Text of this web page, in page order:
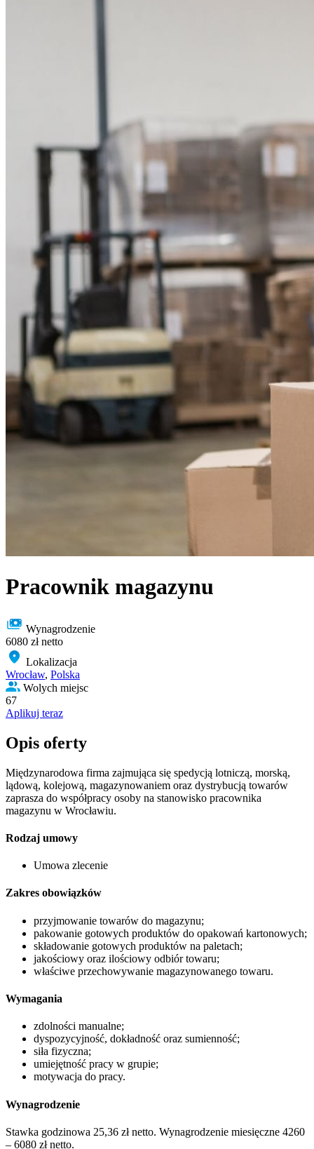
Pracownik magazynu
Wynagrodzenie
6080 zł netto
Lokalizacja
Wrocław, Polska
Wolych miejsc
67
Aplikuj teraz
Opis oferty
Międzynarodowa firma zajmująca się spedycją lotniczą, morską,
lądową, kolejową, magazynowaniem oraz dystrybucją towarów
zaprasza do współpracy osoby na stanowisko pracownika
magazynu w Wrocławiu.
Rodzaj umowy
Umowa zlecenie
Zakres obowiązków
przyjmowanie towarów do magazynu;
pakowanie gotowych produktów do opakowań kartonowych;
składowanie gotowych produktów na paletach;
jakościowy oraz ilościowy odbiór towaru;
właściwe przechowywanie magazynowanego towaru.
Wymagania
zdolności manualne;
dyspozycyjność, dokładność oraz sumienność;
siła fizyczna;
umiejętność pracy w grupie;
motywacja do pracy.
Wynagrodzenie
Stawka godzinowa 25,36 zł netto. Wynagrodzenie miesięczne 4260
– 6080 zł netto.